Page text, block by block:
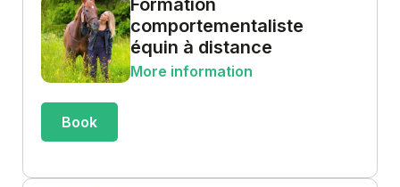
Formation
comportementaliste
équin à distance
More information
Book